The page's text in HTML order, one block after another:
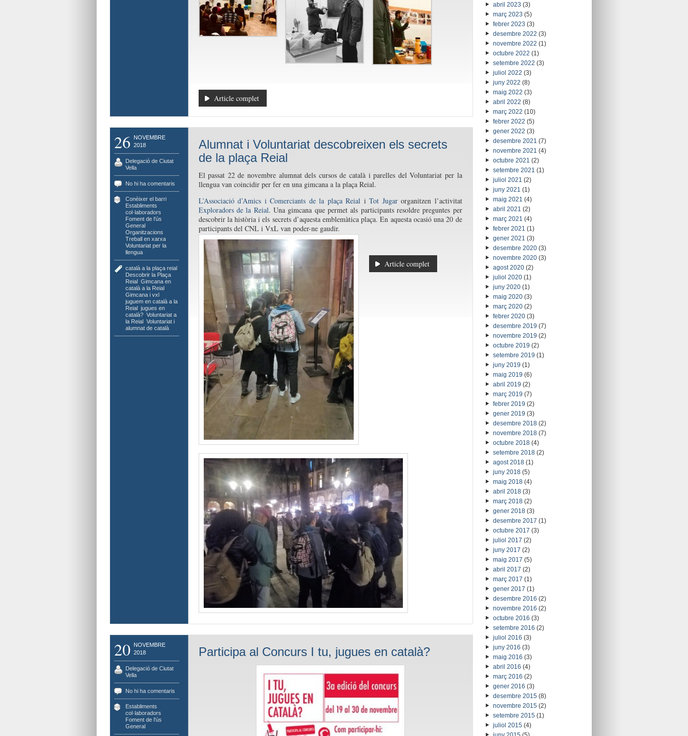
Article complet
26
NOVEMBRE
2018
Delegació de Ciutat
Vella
No hi ha comentaris
Conèixer el barri,
Establiments
col·laboradors
Foment de l'ús
General,
Organitzacions
Treball en xarxa,
Voluntariat per la
llengua
català a la plaça reial,
Descobrir la Plaça
Reial, Gimcana en
català a la Reial,
Gimcana i vxl,
juguem en català a la
Reial, jugues en
català?, Voluntariat a
la Reial, Voluntariat i
alumnat de català
Alumnat i Voluntariat descobreixen els secrets
de la plaça Reial
El passat 22 de novembre alumnat dels cursos de català i parelles del Voluntariat per la
llengua van coincidir per fer en una gimcana a la plaça Reial.
L’Associació d’Amics i Comerciants de la plaça Reial i Tot Jugarorganitzen l’activitat
Exploradors de la Reial. Una gimcana que permet als participants resoldre preguntes per
descobrir la història i els secrets d’aquesta emblemàtica plaça. En aquesta ocasió una 20 de
participants del CNL i VxL van poder-ne gaudir.
Article complet
20
NOVEMBRE
2018
Delegació de Ciutat
Vella
No hi ha comentaris
Establiments
col·laboradors
Foment de l'ús
General
Participa al Concurs I tu, jugues en català?
abril 2023 (3)
març 2023 (5)
febrer 2023 (3)
desembre 2022 (3)
novembre 2022 (1)
octubre 2022 (1)
setembre 2022 (3)
juliol 2022 (3)
juny 2022 (8)
maig 2022 (3)
abril 2022 (8)
març 2022 (10)
febrer 2022 (5)
gener 2022 (3)
desembre 2021 (7)
novembre 2021 (4)
octubre 2021 (2)
setembre 2021 (1)
juliol 2021 (2)
juny 2021 (1)
maig 2021 (4)
abril 2021 (2)
març 2021 (4)
febrer 2021 (1)
gener 2021 (3)
desembre 2020(3)
novembre 2020(3)
agost 2020(2)
juliol 2020(1)
juny 2020(1)
maig 2020(3)
març 2020(2)
febrer 2020(3)
desembre 2019 (7)
novembre 2019 (2)
octubre 2019 (2)
setembre 2019 (1)
juny 2019 (1)
maig 2019 (6)
abril 2019 (2)
març 2019 (7)
febrer 2019 (2)
gener 2019 (3)
desembre 2018(2)
novembre 2018(7)
octubre 2018(4)
setembre 2018(2)
agost 2018(1)
juny 2018(5)
maig 2018(4)
abril 2018(3)
març 2018(2)
gener 2018(3)
desembre 2017 (1)
octubre 2017 (3)
juliol 2017 (2)
juny 2017 (2)
maig 2017 (5)
abril 2017 (2)
març 2017 (1)
gener 2017 (1)
desembre 2016 (2)
novembre 2016 (2)
octubre 2016 (3)
setembre 2016 (2)
juliol 2016 (3)
juny 2016 (3)
maig 2016 (3)
abril 2016 (4)
març 2016 (2)
gener 2016 (3)
desembre 2015(8)
novembre 2015(2)
setembre 2015(1)
juliol 2015(4)